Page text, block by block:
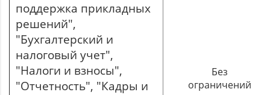
поддержка прикладных
решений",
"Бухгалтерский и
налоговый учет",
"Налоги и взносы",
"Отчетность", "Кадры и
Без
ограничений